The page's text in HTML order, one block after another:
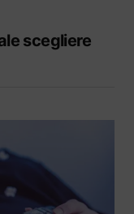
scegliere